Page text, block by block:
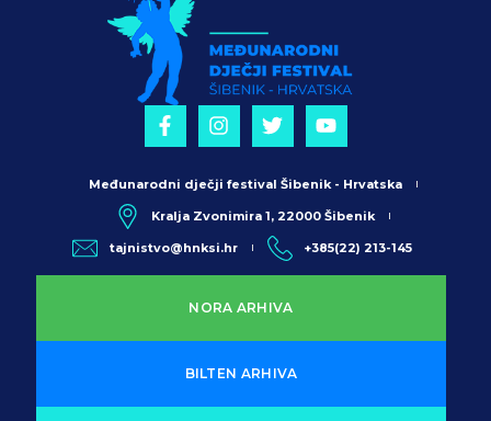
NORA ARHIVA
BILTEN ARHIVA
Međunarodni dječji festival Šibenik - Hrvatska
Kralja Zvonimira 1, 22000 Šibenik
tajnistvo@hnksi.hr +385(22) 213-145